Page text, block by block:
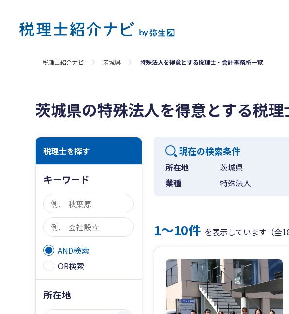
税理士紹介ナビ 茨城県 特殊法人を得意とする税理士・会計事務所一覧
茨城県の特殊法人を得意とする税
税理士を探す
キーワード
AND検索
OR検索
所在地
現在の検索条件
所在地
茨城県
業種
特殊法人
1〜10件 を表示しています（全18